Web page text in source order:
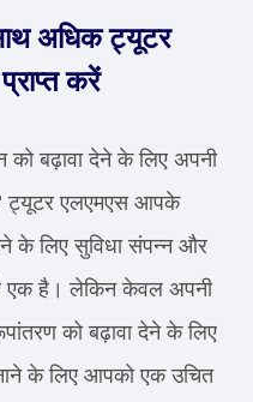
अधिक ट्यूटर
करें
बढ़ावा देने के लिए अपनी
ट्यूटर एलएमएस आपके
के लिए सुविधा संपन्न और
एक है। लेकिन केवल अपनी
को बढ़ावा देने के लिए
के लिए आपको एक उचित